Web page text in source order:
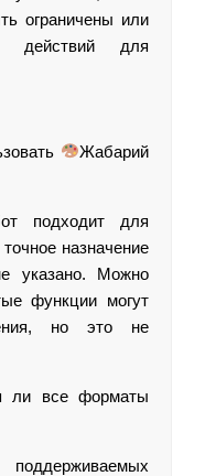
ограничены или
действий для
Жабарий
подходит для
назначение
указано. Можно
функции могут
но это не
ли все форматы